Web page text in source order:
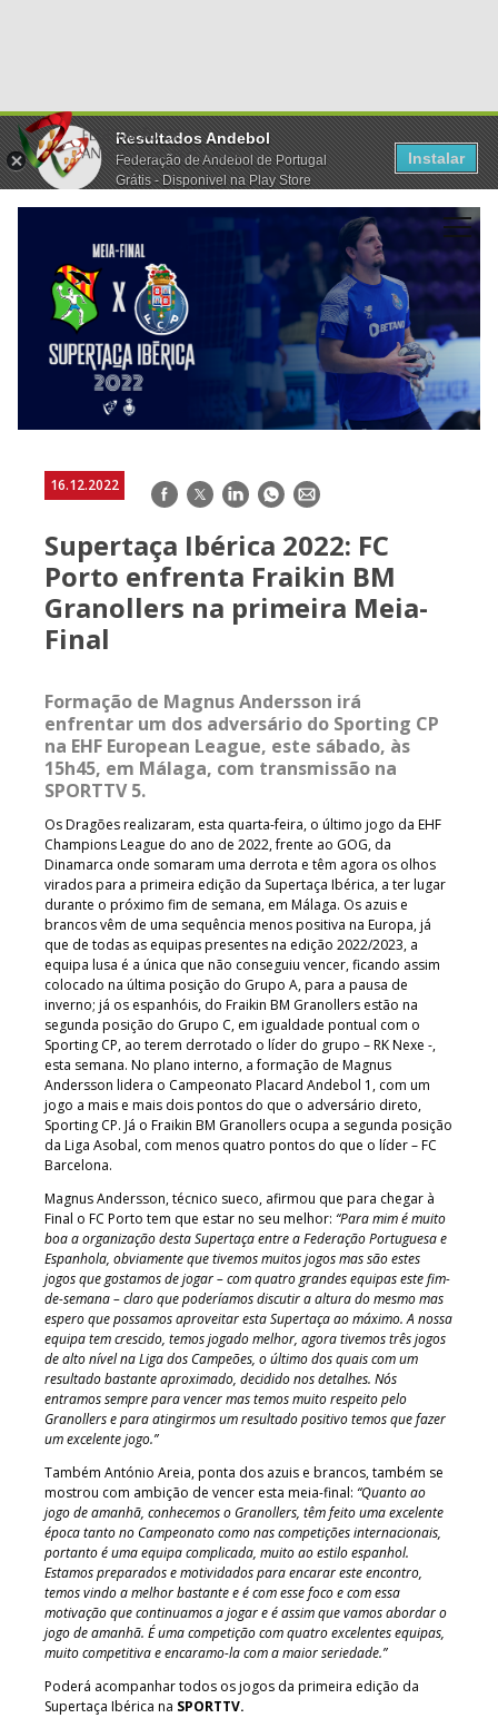
Resultados Andebol
Federação de Andebol de Portugal
Grátis - Disponivel na Play Store
Instalar
16.12.2022 Facebook
TwitterLinkedInWhatsApp
E-
Supertaça Ibérica 2022: FC
Porto enfrenta Fraikin BM
Granollers na primeira Meia-
Final
Formação de Magnus Andersson irá
enfrentar um dos adversário do Sporting CP
na EHF European League, este sábado, às
15h45, em Málaga, com transmissão na
SPORTTV 5.
Os Dragões realizaram, esta quarta-feira, o último jogo da EHF
Champions League do ano de 2022, frente ao GOG, da
Dinamarca onde somaram uma derrota e têm agora os olhos
virados para a primeira edição da Supertaça Ibérica, a ter lugar
durante o próximo fim de semana, em Málaga. Os azuis e
brancos vêm de uma sequência menos positiva na Europa, já
que de todas as equipas presentes na edição 2022/2023, a
equipa lusa é a única que não conseguiu vencer, ficando assim
colocado na última posição do Grupo A, para a pausa de
inverno; já os espanhóis, do Fraikin BM Granollers estão na
segunda posição do Grupo C, em igualdade pontual com o
Sporting CP, ao terem derrotado o líder do grupo – RK Nexe -,
esta semana. No plano interno, a formação de Magnus
Andersson lidera o Campeonato Placard Andebol 1, com um
jogo a mais e mais dois pontos do que o adversário direto,
Sporting CP. Já o Fraikin BM Granollers ocupa a segunda posição
da Liga Asobal, com menos quatro pontos do que o líder – FC
Barcelona.
Magnus Andersson, técnico sueco, afirmou que para chegar à
Final o FC Porto tem que estar no seu melhor: “Para mim é muito
boa a organização desta Supertaça entre a Federação Portuguesa e
Espanhola, obviamente que tivemos muitos jogos mas são estes
jogos que gostamos de jogar – com quatro grandes equipas este fim-
de-semana – claro que poderíamos discutir a altura do mesmo mas
espero que possamos aproveitar esta Supertaça ao máximo. A nossa
equipa tem crescido, temos jogado melhor, agora tivemos três jogos
de alto nível na Liga dos Campeões, o último dos quais com um
resultado bastante aproximado, decidido nos detalhes. Nós
entramos sempre para vencer mas temos muito respeito pelo
Granollers e para atingirmos um resultado positivo temos que fazer
um excelente jogo.”
Também António Areia, ponta dos azuis e brancos, também se
mostrou com ambição de vencer esta meia-final: “Quanto ao
jogo de amanhã, conhecemos o Granollers, têm feito uma excelente
época tanto no Campeonato como nas competições internacionais,
portanto é uma equipa complicada, muito ao estilo espanhol.
Estamos preparados e motividados para encarar este encontro,
temos vindo a melhor bastante e é com esse foco e com essa
motivação que continuamos a jogar e é assim que vamos abordar o
jogo de amanhã. É uma competição com quatro excelentes equipas,
muito competitiva e encaramo-la com a maior seriedade.”
Poderá acompanhar todos os jogos da primeira edição da
Supertaça Ibérica na SPORTTV.